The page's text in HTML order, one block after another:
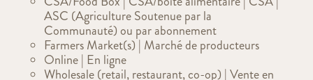
ASC (Agriculture Soutenue par la
Communauté) ou par abonnement
Farmers Market(s) | Marché de producteurs
Online | En ligne
Wholesale (retail, restaurant, co-op) | Vente en